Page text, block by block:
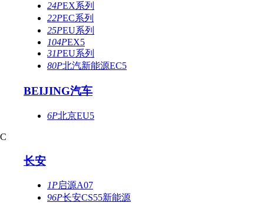
24PEX系列
22PEC系列
25PEU系列
104PEX5
31PEU系列
80P北汽新能源EC5
BEIJING汽车
6P北京EU5
C
长安
1P启源A07
96P长安CS55新能源